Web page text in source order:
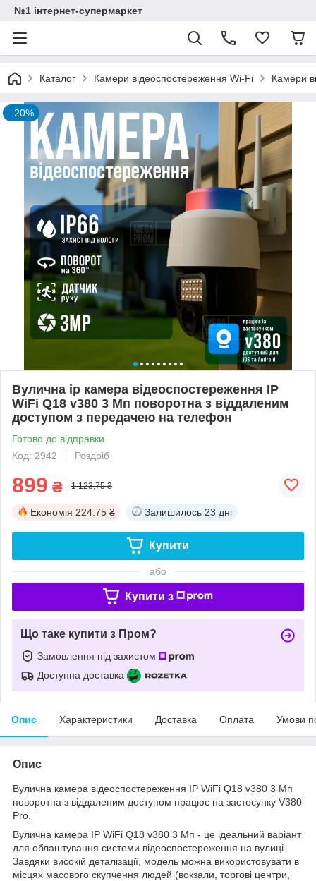
№1 інтернет-супермаркет
Каталог Камери відеоспостереження Wi-Fi Камери
–20%
Вулична ip камера відеоспостереження IP
WiFi Q18 v380 3 Мп поворотна з віддаленим
доступом з передачею на телефон
Готово до відправки
Код: 2942
Роздріб
899 ₴ 1 123,75 ₴
Економія 224.75 ₴ Залишилось 23 дні
Купити
або
Купити з
Що таке купити з Пром?
Замовлення під захистом
Доступна доставка
Опис Характеристики Доставка Оплата Умови
Опис
Вулична камера відеоспостереження IP WiFi Q18 v380 3 Мп
поворотна з віддаленим доступом працює на застосунку V380
Pro.
Вулична камера IP WiFi Q18 v380 3 Мп - це ідеальний варіант
для облаштування системи відеоспостереження на вулиці.
Завдяки високій деталізації, модель можна використовувати в
місцях масового скупчення людей (вокзали, торгові центри,